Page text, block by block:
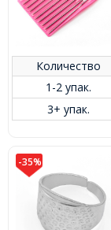
Количество
1-2 упак.
3+ упак.
-35%